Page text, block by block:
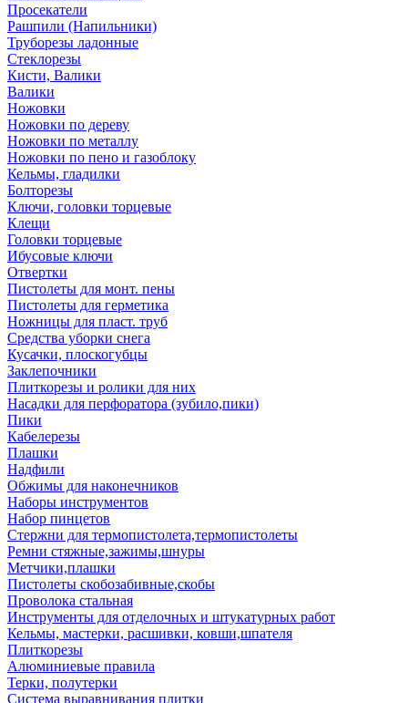
Просекатели
Рашпили (Напильники)
Труборезы ладонные
Стеклорезы
Кисти, Валики
Валики
Ножовки
Ножовки по дереву
Ножовки по металлу
Ножовки по пено и газоблоку
Кельмы, гладилки
Болторезы
Ключи, головки торцевые
Клещи
Головки торцевые
Ибусовые ключи
Отвертки
Пистолеты для монт. пены
Пистолеты для герметика
Ножницы для пласт. труб
Средства уборки снега
Кусачки, плоскогубцы
Заклепочники
Плиткорезы и ролики для них
Насадки для перфоратора (зубило,пики)
Пики
Кабелерезы
Плашки
Надфили
Обжимы для наконечников
Наборы инструментов
Набор пинцетов
Стержни для термопистолета,термопистолеты
Ремни стяжные,зажимы,шнуры
Метчики,плашки
Пистолеты скобозабивные,скобы
Проволока стальная
Инструменты для отделочных и штукатурных работ
Кельмы, мастерки, расшивки, ковши,шпателя
Плиткорезы
Алюминиевые правила
Терки, полутерки
Система выравнивания плитки